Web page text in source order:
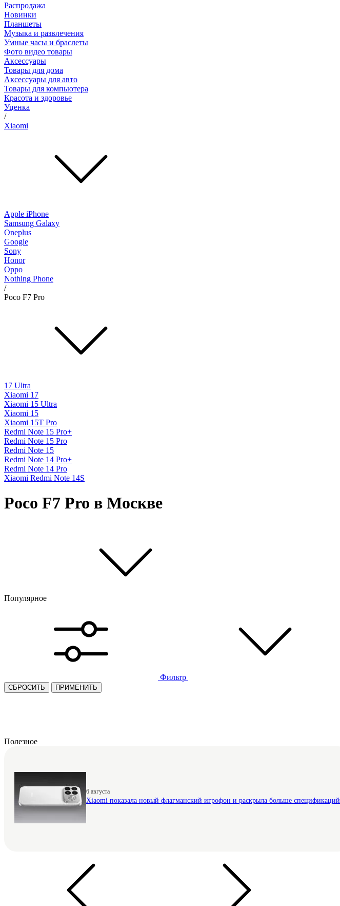
Распродажа
Новинки
Планшеты
Музыка и развлечения
Умные часы и браслеты
Фото видео товары
Аксессуары
Товары для дома
Аксессуары для авто
Товары для компьютера
Красота и здоровье
Уценка
/
Xiaomi
Apple iPhone
Samsung Galaxy
Oneplus
Google
Sony
Honor
Oppo
Nothing Phone
/
Poco F7 Pro
17 Ultra
Xiaomi 17
Xiaomi 15 Ultra
Xiaomi 15
Xiaomi 15T Pro
Redmi Note 15 Pro+
Redmi Note 15 Pro
Redmi Note 15
Redmi Note 14 Pro+
Redmi Note 14 Pro
Xiaomi Redmi Note 14S
Poco F7 Pro в Москве
Популярное
Фильтр
СБРОСИТЬ ПРИМЕНИТЬ
Полезное
6 августа
Xiaomi показала новый флагманский игрофон и раскрыла больше спецификаций